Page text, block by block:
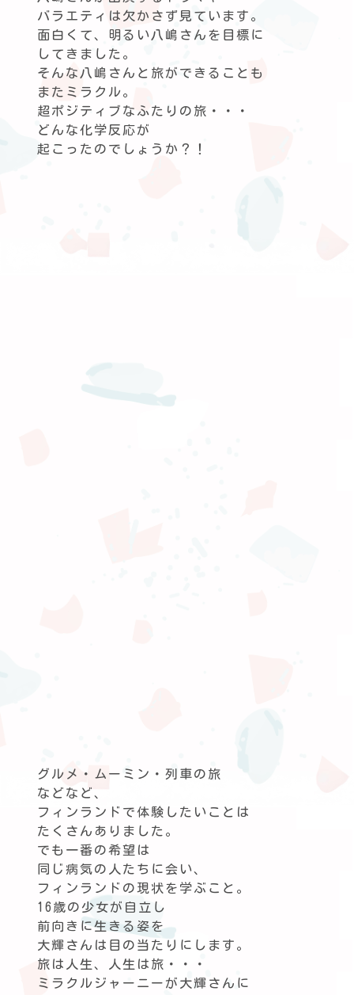
バラエティは欠かさず見ています。
面白くて、明るい八嶋さんを目標に
してきました。
そんな八嶋さんと旅ができることも
またミラクル。
超ポジティブなふたりの旅・・・
どんな化学反応が
起こったのでしょうか？！
グルメ・ムーミン・列車の旅
などなど、
フィンランドで体験したいことは
たくさんありました。
でも一番の希望は
同じ病気の人たちに会い、
フィンランドの現状を学ぶこと。
16歳の少女が自立し
前向きに生きる姿を
大輝さんは目の当たりにします。
旅は人生、人生は旅・・・
ミラクルジャーニーが大輝さんに